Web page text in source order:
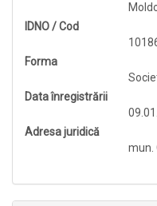
IDNO / Cod
Forma
Data înregistrării
Adresa juridică
mun.